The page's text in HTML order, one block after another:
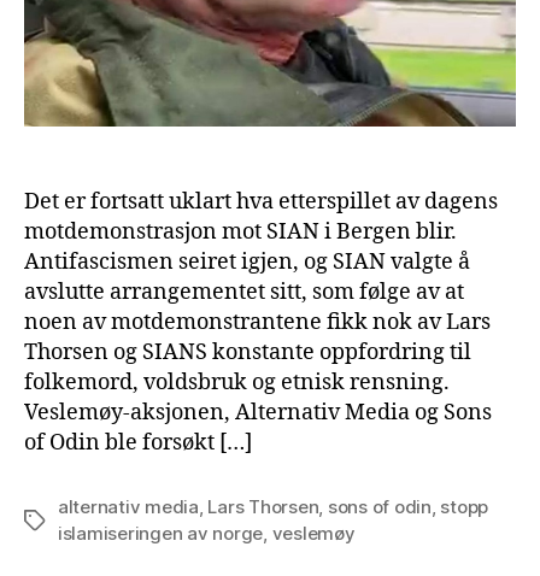
Det er fortsatt uklart hva etterspillet av dagens
motdemonstrasjon mot SIAN i Bergen blir.
Antifascismen seiret igjen, og SIAN valgte å
avslutte arrangementet sitt, som følge av at
noen av motdemonstrantene fikk nok av Lars
Thorsen og SIANS konstante oppfordring til
folkemord, voldsbruk og etnisk rensning.
Veslemøy-aksjonen, Alternativ Media og Sons
of Odin ble forsøkt […]
Tags
alternativ media Lars Thorsen sons of odin stopp
islamiseringen av norge veslemøy